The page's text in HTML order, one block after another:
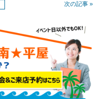
次の記事 »